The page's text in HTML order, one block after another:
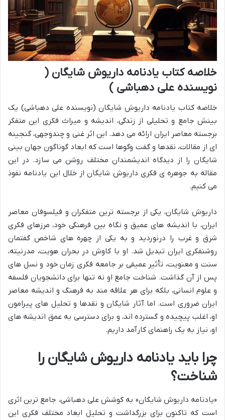
خلاصه کتاب یادنامه داریوش شایگان (
نویسنده علی دهباشی )
خلاصه کتاب یادنامه داریوش شایگان (نویسنده علی دهباشی) یک
بینش جامع و تحلیلی از زندگی، اندیشه و میراث فکری این متفکر
برجسته معاصر ایران ارائه می دهد. این اثر غنی و چندوجهی، گنجینه
ای از مقالات، نقدها و گفت وگوها است که ابعاد گوناگون جهان بینی
شایگان را از دیدگاه اندیشمندان مختلف روشن می سازد. در این
مقاله به جوهره ی فکری داریوش شایگان از خلال این یادنامه نفوذ
می کنیم.
داریوش شایگان، یکی از برجسته ترین متفکران و فیلسوفان معاصر
ایران، با اندیشه های عمیق و نگاه بین فرهنگی خود، مرزهای فکری
شرق و غرب را درنوردید و به یکی از چهره های شاخص گفتمان
روشنفکری ایران تبدیل شد. او با کاوش در بحران هویت، مدرنیته،
سنت و معنویت، تأثیر عمیقی بر جامعه فکری زمان خود و نسل های
پس از آن گذاشت. شناخت جامع او نه تنها برای دانشجویان فلسفه
و علوم انسانی، بلکه برای هر علاقه مند به فرهنگ و اندیشه معاصر
ایران ضروری است. اما آثار شایگان و نقدها و تحلیل های پیرامون
او، اغلب پیچیده و گسترده اند، و برای دسترسی به عمق اندیشه های
او، نیاز به یک راهنمای کارآمد داریم.
چرا باید یادنامه داریوش شایگان را
شناخت؟
«یادنامه داریوش شایگان» به کوشش علی دهباشی، جامع ترین اثری
است که تاکنون برای بزرگداشت و تحلیل ابعاد مختلف فکری این